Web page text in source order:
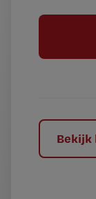
l
Bekijk